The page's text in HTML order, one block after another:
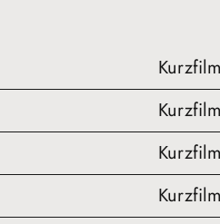
Kurzfilm
Kurzfilm
Kurzfilm
Kurzfilm